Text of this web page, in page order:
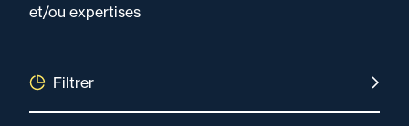
et/ou expertises
Filtrer